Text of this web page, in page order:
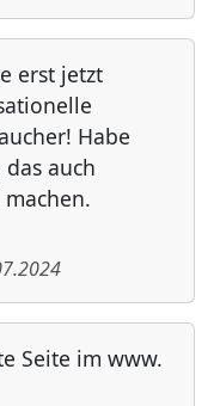
erst jetzt
Habe
auch
Seite im www.